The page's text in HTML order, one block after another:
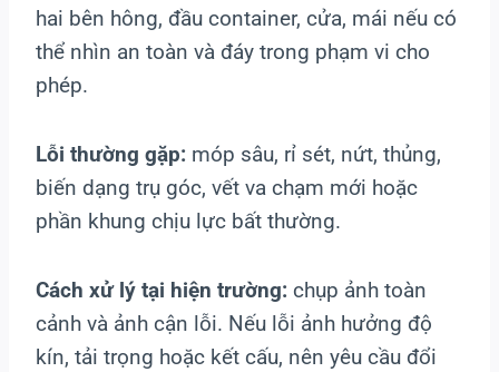
hai bên hông, đầu container, cửa, mái nếu có
thể nhìn an toàn và đáy trong phạm vi cho
phép.
Lỗi thường gặp: móp sâu, rỉ sét, nứt, thủng,
biến dạng trụ góc, vết va chạm mới hoặc
phần khung chịu lực bất thường.
Cách xử lý tại hiện trường: chụp ảnh toàn
cảnh và ảnh cận lỗi. Nếu lỗi ảnh hưởng độ
kín, tải trọng hoặc kết cấu, nên yêu cầu đổi